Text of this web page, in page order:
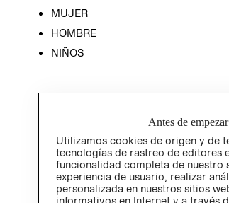
MUJER
HOMBRE
NIÑOS
Antes de
Utilizamos cookies de origen y de
tecnologías de rastreo de editores
funcionalidad completa de nuestro
experiencia de usuario, realizar
personalizada en nuestros sitios
informativos en Internet y a través